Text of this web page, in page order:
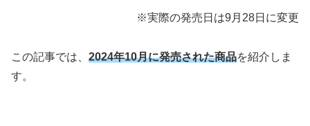
※実際の発売日は9月28日に変更
この記事では、 2024年10月に発売された商品を紹介しま
す。